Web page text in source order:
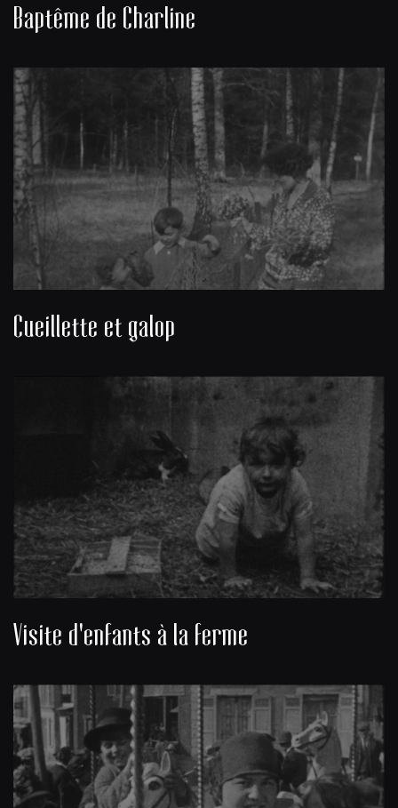
Baptême de Charline
Cueillette et galop
Visite d'enfants à la ferme